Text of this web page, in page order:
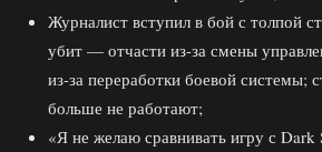
Журналист вступил в бой с толпой
убит — отчасти из-за смены
из-за переработки боевой системы;
больше не работают;
«Я не желаю сравнивать игру с